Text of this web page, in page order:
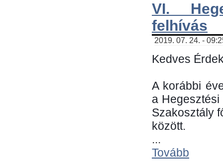
VI.
felhívás
2019. 07. 24. -
Kedves
A korábbi
a
Szakosztály
között.
...
Tovább